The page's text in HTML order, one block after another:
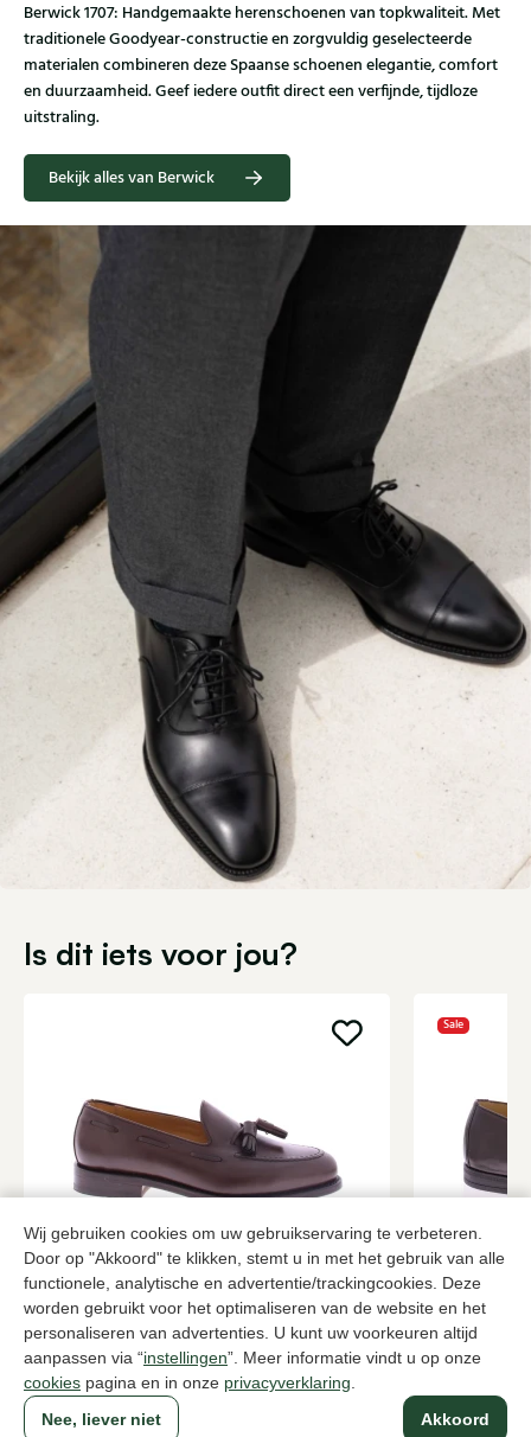
Wij gebruiken cookies om uw gebruikservaring te verbeteren.
Door op "Akkoord" te klikken, stemt u in met het gebruik van alle
functionele, analytische en advertentie/trackingcookies. Deze
worden gebruikt voor het optimaliseren van de website en het
personaliseren van advertenties. U kunt uw voorkeuren altijd
aanpassen via “instellingen”. Meer informatie vindt u op onze
cookies pagina en in onze privacyverklaring
Akkoord
Nee, liever niet
Berwick 1707: Handgemaakte herenschoenen van topkwaliteit. Met
traditionele Goodyear-constructie en zorgvuldig geselecteerde
materialen combineren deze Spaanse schoenen elegantie, comfort
en duurzaamheid. Geef iedere outfit direct een verfijnde, tijdloze
uitstraling.
Bekijk alles van Berwick
Is dit iets voor jou?
Berwick
Bruine instappers heren
239,95 2 kleuren
Sale
Rossano
Bruine
219,95